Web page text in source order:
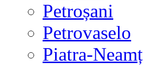
Petroșani
Petrovaselo
Piatra-Neamț